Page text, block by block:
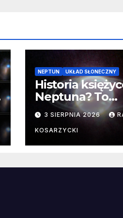
NEPTUN UKŁAD SŁONECZNY
Historia
Neptuna? To
3 SIERPNIA 2026
KOSARZYCKI